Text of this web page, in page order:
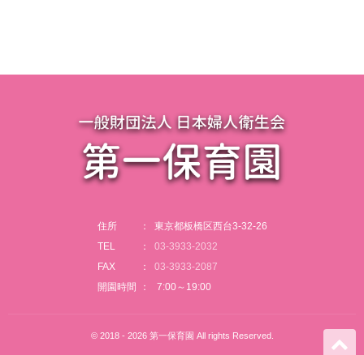
住所
東京都板橋区西台3-32-26
TEL
03-3933-2032
FAX
03-3933-2087
開園時間
7:00～19:00
© 2018 - 2026 第一保育園 All rights Reserved.